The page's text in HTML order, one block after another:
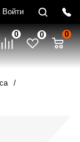
Войти
0 0 0